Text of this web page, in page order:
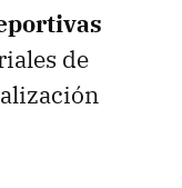
de